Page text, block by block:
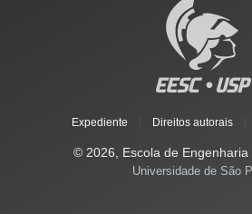
Expediente Direitos autorais
© 2026, Escola de Engenharia
Universidade de São